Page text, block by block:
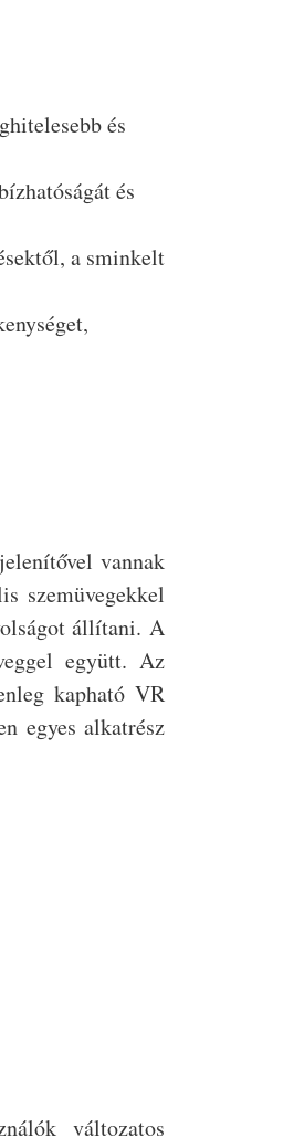
és
és
a sminkelt
vannak
szemüvegekkel
állítani. A
együtt. Az
kapható VR
egyes alkatrész
változatos